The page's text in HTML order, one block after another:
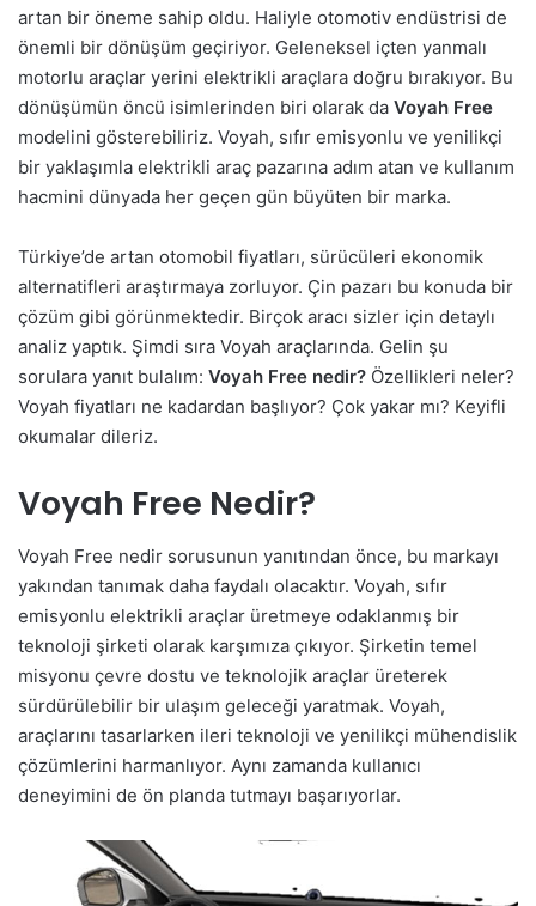
artan bir öneme sahip oldu. Haliyle otomotiv endüstrisi de
önemli bir dönüşüm geçiriyor. Geleneksel içten yanmalı
motorlu araçlar yerini elektrikli araçlara doğru bırakıyor. Bu
dönüşümün öncü isimlerinden biri olarak da Voyah Free
modelini gösterebiliriz. Voyah, sıfır emisyonlu ve yenilikçi
bir yaklaşımla elektrikli araç pazarına adım atan ve kullanım
hacmini dünyada her geçen gün büyüten bir marka.
Türkiye’de artan otomobil fiyatları, sürücüleri ekonomik
alternatifleri araştırmaya zorluyor. Çin pazarı bu konuda bir
çözüm gibi görünmektedir. Birçok aracı sizler için detaylı
analiz yaptık. Şimdi sıra Voyah araçlarında. Gelin şu
sorulara yanıt bulalım: Voyah Free nedir? Özellikleri neler?
Voyah fiyatları ne kadardan başlıyor? Çok yakar mı? Keyifli
okumalar dileriz.
Voyah Free Nedir?
Voyah Free nedir sorusunun yanıtından önce, bu markayı
yakından tanımak daha faydalı olacaktır. Voyah, sıfır
emisyonlu elektrikli araçlar üretmeye odaklanmış bir
teknoloji şirketi olarak karşımıza çıkıyor. Şirketin temel
misyonu çevre dostu ve teknolojik araçlar üreterek
sürdürülebilir bir ulaşım geleceği yaratmak. Voyah,
araçlarını tasarlarken ileri teknoloji ve yenilikçi mühendislik
çözümlerini harmanlıyor. Aynı zamanda kullanıcı
deneyimini de ön planda tutmayı başarıyorlar.